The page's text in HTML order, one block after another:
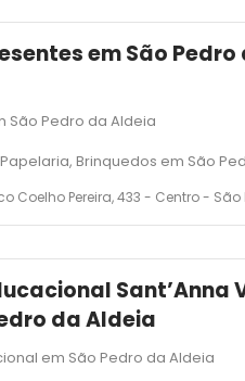
em São Pedro
São Pedro da Aldeia
Brinquedos em São
Pereira, 433 - Centro - São Pedro da
Sant’Anna
da Aldeia
em São Pedro da Aldeia